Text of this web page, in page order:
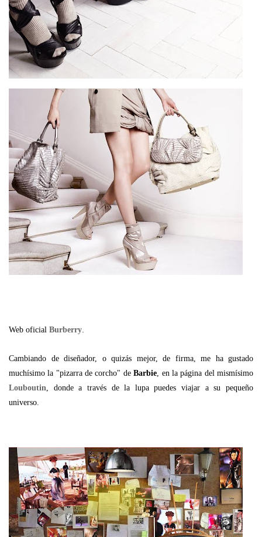
Web oficial Burberry.
Cambiando de diseñador, o quizás mejor, de firma, me ha gustado
muchísimo la "pizarra de corcho" deBarbie , en la página del mismísimo
Louboutin , donde a través de la lupa puedes viajar a su pequeño
universo.